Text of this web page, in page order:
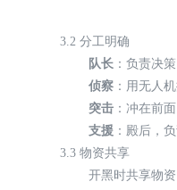
3.2 分工明确
队长 ：负责决
侦察 ：用无人
突击 ：冲在前
支援 ：殿后，
3.3 物资共享
开黑时共享物